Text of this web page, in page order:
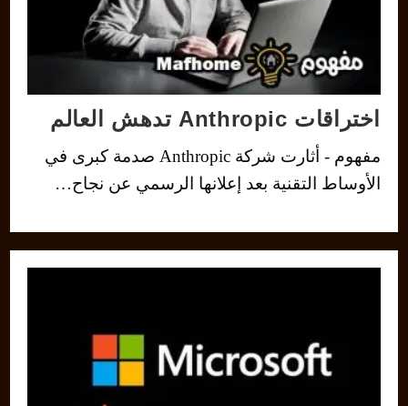
اختراقات Anthropic تدهش العالم
مفهوم - أثارت شركة Anthropic صدمة كبرى في
الأوساط التقنية بعد إعلانها الرسمي عن نجاح…